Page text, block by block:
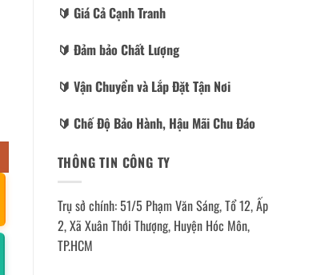
🔰️ Giá Cả Cạnh Tranh
🔰️ Đảm bảo Chất Lượng
🔰️ Vận Chuyển và Lắp Đặt Tận Nơi
🔰️ Chế Độ Bảo Hành, Hậu Mãi Chu Đáo
THÔNG TIN CÔNG TY
Trụ sở chính: 51/5 Phạm Văn Sáng, Tổ 12, Ấp
2, Xã Xuân Thới Thượng, Huyện Hóc Môn,
TP.HCM